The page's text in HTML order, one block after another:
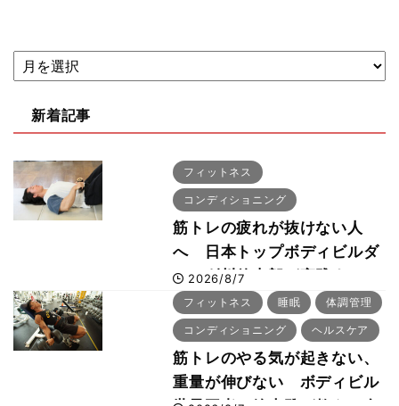
新着記事
フィットネス
コンディショニング
筋トレの疲れが抜けない人
へ 日本トップボディビルダ
ー・刈川啓志郎が実践する
「回復習慣」
2026/8/7
フィットネス 睡眠 体調管理
コンディショニング ヘルスケア
筋トレのやる気が起きない、
重量が伸びない ボディビル